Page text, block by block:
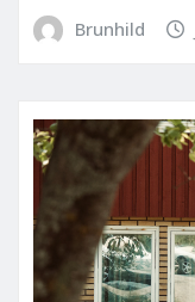
Brunhild